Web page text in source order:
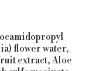
flower water,
extract, Aloe